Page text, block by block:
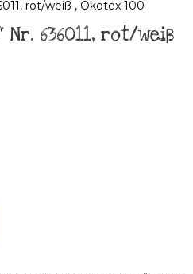
Nr. 636011, rot/weiß